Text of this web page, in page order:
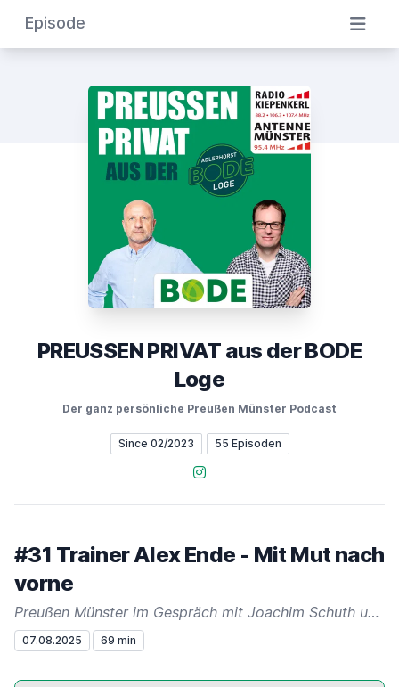
Episode
PREUSSEN PRIVAT aus der BODE
Loge
Der ganz persönliche Preußen Münster Podcast
Since 02/2023 55 Episoden
Instagram
#31 Trainer Alex Ende - Mit Mut nach
vorne
Preußen Münster im Gespräch mit Joachim Schuth und Philipp Böckmann
07.08.2025 69 min